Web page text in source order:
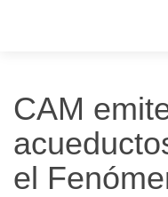
CAM
el